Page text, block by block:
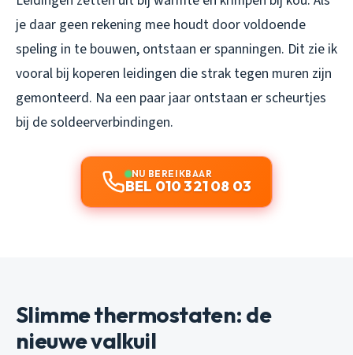
je daar geen rekening mee houdt door voldoende
speling in te bouwen, ontstaan er spanningen. Dit zie ik
vooral bij koperen leidingen die strak tegen muren zijn
gemonteerd. Na een paar jaar ontstaan er scheurtjes
bij de soldeerverbindingen.
NU BEREIKBAAR
BEL 010 321 08 03
Slimme thermostaten: de
nieuwe valkuil